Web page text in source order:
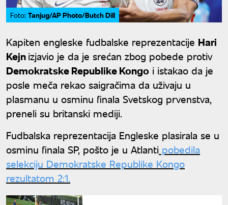
Foto: Tanjug/AP Photo/Butch Dill
Kapiten engleske fudbalske reprezentacije Hari
Kejnizjavio je da je srećan zbog pobede protiv
Demokratske Republike Kongo i istakao da je
posle meča rekao saigračima da uživaju u
plasmanu u osminu finala Svetskog prvenstva,
preneli su britanski mediji.
Fudbalska reprezentacija Engleske plasirala se u
osminu finala SP, pošto je u Atlanti pobedila
selekciju Demokratske Republike Kongo
rezultatom 2:1.